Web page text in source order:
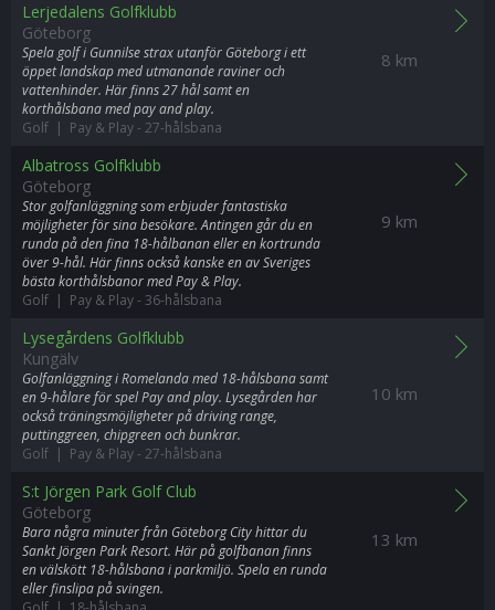
8 km
Lerjedalens Golfklubb
Göteborg
Spela golf i Gunnilse strax utanför Göteborg i ett
öppet landskap med utmanande raviner och
vattenhinder. Här finns 27 hål samt en
korthålsbana med pay and play.
Golf | Pay & Play- 27-hålsbana
9 km
Albatross Golfklubb
Göteborg
Stor golfanläggning som erbjuder fantastiska
möjligheter för sina besökare. Antingen går du en
runda på den fina 18-hålbanan eller en kortrunda
över 9-hål. Här finns också kanske en av Sveriges
bästa korthålsbanor med Pay & Play.
Golf | Pay & Play- 36-hålsbana
10 km
Lysegårdens Golfklubb
Kungälv
Golfanläggning i Romelanda med 18-hålsbana samt
en 9-hålare för spel Pay and play. Lysegården har
också träningsmöjligheter på driving range,
puttinggreen, chipgreen och bunkrar.
Golf | Pay & Play- 27-hålsbana
13 km
S:t Jörgen Park Golf Club
Göteborg
Bara några minuter från Göteborg City hittar du
Sankt Jörgen Park Resort. Här på golfbanan finns
en välskött 18-hålsbana i parkmiljö. Spela en runda
eller finslipa på svingen.